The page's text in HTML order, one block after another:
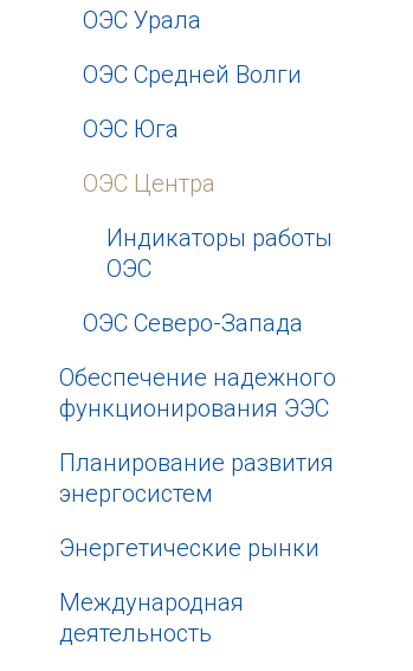
ОЭС Урала
ОЭС Средней Волги
ОЭС Юга
ОЭС Центра
Индикаторы работы
ОЭС
ОЭС Северо-Запада
Обеспечение надежного
функционирования ЭЭС
Планирование развития
энергосистем
Энергетические рынки
Международная
деятельность